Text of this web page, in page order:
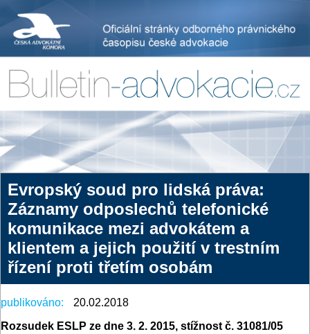
Evropský soud pro lidská práva:
Záznamy odposlechů telefonické
komunikace mezi advokátem a
klientem a jejich použití v trestním
řízení proti třetím osobám
publikováno:
20.02.2018
Rozsudek ESLP ze dne 3. 2. 2015, stížnost č. 31081/05